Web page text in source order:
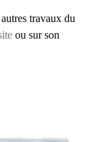
travaux du
ou sur son